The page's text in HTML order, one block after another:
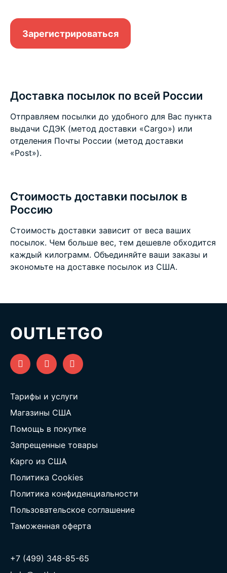
Зарегистрироваться
Доставка посылок по всей России
Отправляем посылки до удобного для Вас пункта
выдачи СДЭК (метод доставки «Cargo») или
отделения Почты России (метод доставки
«Post»).
Стоимость доставки посылок в
Россию
Стоимость доставки зависит от веса ваших
посылок. Чем больше вес, тем дешевле обходится
каждый килограмм. Объединяйте ваши заказы и
экономьте на доставке посылок из США.
OUTLETGO
Тарифы и услуги
Магазины США
Помощь в покупке
Запрещенные товары
Карго из США
Политика Cookies
Политика конфиденциальности
Пользовательское соглашение
Таможенная оферта
+7 (499) 348-85-65